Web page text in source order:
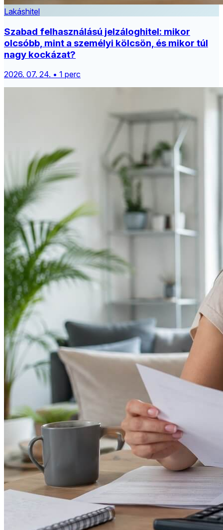
Lakáshitel
Szabad felhasználású jelzáloghitel: mikor
olcsóbb, mint a személyi kölcsön, és mikor túl
nagy kockázat?
2026. 07. 24. • 1 perc